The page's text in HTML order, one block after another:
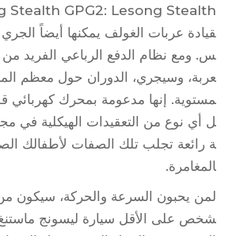
قيادة عربات الغولف يمكنها أيضاً
س. ومع نظام الدفع الرباعي الفريد من
عربة، وسيجري، الدوران حول معظم
مستوية. إنها مدعومة بمحرك
ل أي نوع من التعقيدات الهيكلية في
ة رائعة تجلب تلك الصفات لأطفالك
المغامرة.
لمن يحبون السرعة والحركة، سيكون من
شخص على الأقل سيارة ليسونج